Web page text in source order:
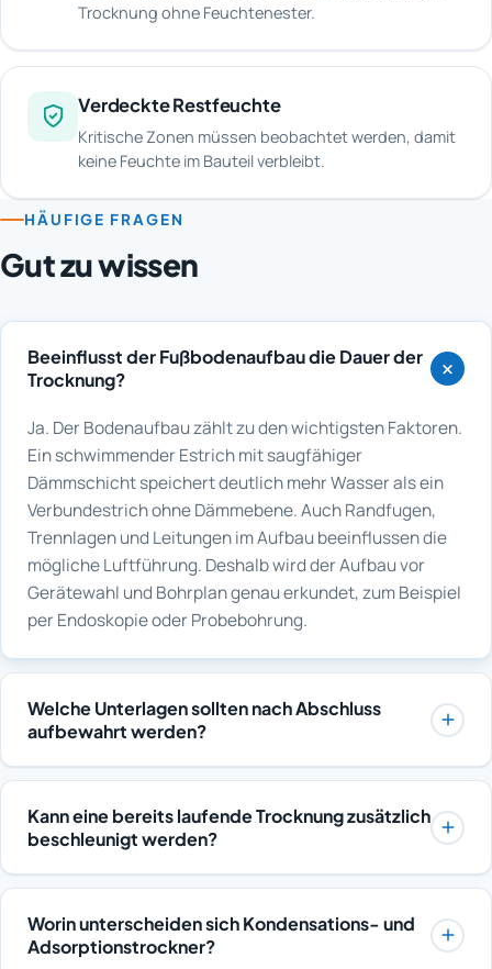
Trocknung ohne Feuchtenester.
Verdeckte Restfeuchte
Kritische Zonen müssen beobachtet werden, damit
keine Feuchte im Bauteil verbleibt.
HÄUFIGE FRAGEN
Gut zu wissen
Beeinflusst der Fußbodenaufbau die Dauer der
Trocknung?
Ja. Der Bodenaufbau zählt zu den wichtigsten Faktoren.
Ein schwimmender Estrich mit saugfähiger
Dämmschicht speichert deutlich mehr Wasser als ein
Verbundestrich ohne Dämmebene. Auch Randfugen,
Trennlagen und Leitungen im Aufbau beeinflussen die
mögliche Luftführung. Deshalb wird der Aufbau vor
Gerätewahl und Bohrplan genau erkundet, zum Beispiel
per Endoskopie oder Probebohrung.
Welche Unterlagen sollten nach Abschluss
aufbewahrt werden?
Aufbewahrt werden sollten das Abschlussprotokoll mit
den Endwerten, alle Zwischenmessungen, die
Rechnungen sowie der Schriftverkehr mit der
Wiederherstellung gehören dazu. Diese Unterlagen
sind bei späteren Schäden, Gewährleistungsfragen
oder einem Objektverkauf relevant. Eine geordnete
Kann eine bereits laufende Trocknung zusätzlich
beschleunigt werden?
Innerhalb physikalischer Grenzen ja: durch passende
Gerätedimensionierung, gezielte Luftführung mit
Ventilatoren und eine moderate Temperaturführung.
Worin unterscheiden sich Kondensations- und
Adsorptionstrockner?